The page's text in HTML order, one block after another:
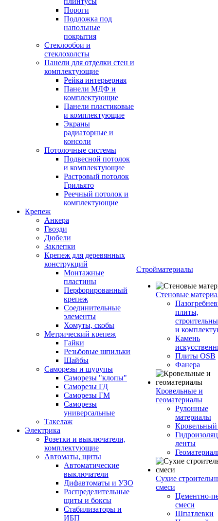
Пороги
Подложка под
напольные
покрытия
Стеклообои и
стеклохолсты
Панели для отделки стен и
комплектующие
Рейка интерьерная
Панели МДФ и
комплектующие
Панели пластиковые
и комплектующие
Экраны
радиаторные и
консоли
Потолочные системы
Подвесной потолок
и комплектующие
Растровый потолок
Грильято
Реечный потолок и
комплектующие
Крепеж
Анкера
Гвозди
Дюбели
Заклепки
Крепеж для деревянных
конструкций
Монтажные
пластины
Перфорированный
крепеж
Соединительные
элементы
Хомуты, скобы
Метрический крепеж
Гайки
Резьбовые шпильки
Шайбы
Саморезы и шурупы
Саморезы "клопы"
Саморезы ГД
Саморезы ГМ
Саморезы
универсальные
Такелаж
Электрика
Розетки и выключатели,
комплектующие
Автоматы, щиты
Автоматические
выключатели
Дифавтоматы и УЗО
Распределительные
щиты и боксы
Стабилизаторы и
ИБП
Стройматериалы
Стеновые
плиты,
и
Камень
Плиты OSB
Фанера
Кровельные и
геоматериалы
Рулонные
материалы
ленты
Сухие
смеси
Цементно-
смеси
Шпатлевки